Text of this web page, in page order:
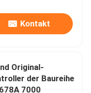
Kontakt
Original-
der Baureihe
7000